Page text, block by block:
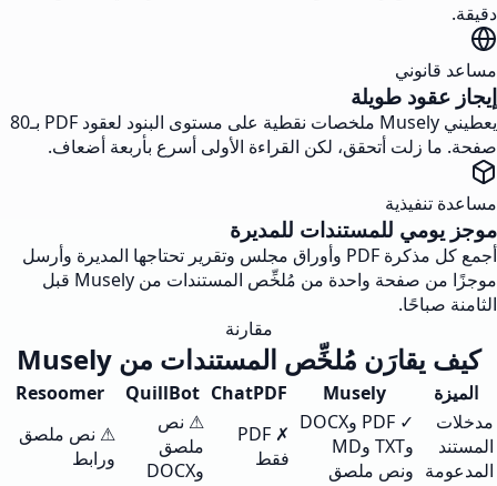
دقيقة.
مساعد قانوني
إيجاز عقود طويلة
يعطيني Musely ملخصات نقطية على مستوى البنود لعقود PDF بـ80
صفحة. ما زلت أتحقق، لكن القراءة الأولى أسرع بأربعة أضعاف.
مساعدة تنفيذية
موجز يومي للمستندات للمديرة
أجمع كل مذكرة PDF وأوراق مجلس وتقرير تحتاجها المديرة وأرسل
موجزًا من صفحة واحدة من مُلخِّص المستندات من Musely قبل
الثامنة صباحًا.
مقارنة
كيف يقارَن مُلخِّص المستندات من Musely
الميزة Musely
ChatPDF
QuillBot
Resoomer
مدخلات
المستند
المدعومة
✓ PDF وDOCX
وTXT وMD
ونص ملصق
✗ PDF
فقط
⚠ نص
ملصق
وDOCX
⚠ نص ملصق
ورابط